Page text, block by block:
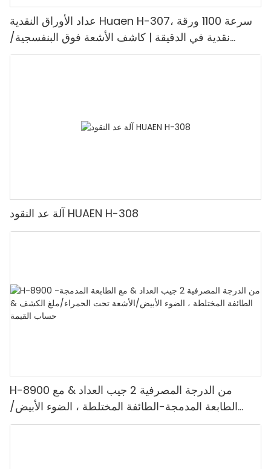
عداد الأوراق النقدية Huaen H-307، سرعة 1100 ورقة
نقدية في الدقيقة | كاشف الأشعة فوق البنفسجية/
المغناطيسية/الأشعة تحت الحمراء/التزييف، مناسب لعد
آلة عد النقود HUAEN H-308
H-8900 من الدرجة المصرفية 2 جيب العداد & مع
الطابعة المدمجة-الطائفة المختلطة ، الضوء الأبيض/
الأشعة تحت الحمراء/ملغ الكشف & حساب القيمة